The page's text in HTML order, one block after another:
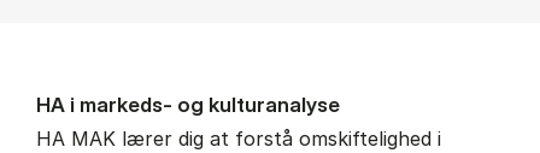
HA i mar­keds- og kul­tu­r­a­na­ly­se
HA MAK lærer dig at forstå omskiftelighed i